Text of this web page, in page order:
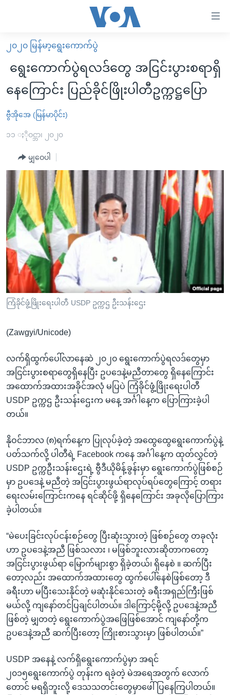
လွယ်ကူ
စေ
Link
များ
ပင်မ
ကျော်
ကြည့်
ပင်မ
အ
ညွန်း
စာမျက်နှာ
ကျော်
ကြည့်
ရှာဖွေ
နေရာ
သို့
ကျော်
ရန်
မူလစာမျက်နှာ
မြန်မာ
ကမ္ဘာ့သတင်းများ
နိုင်ငံတကာ
အစ္စရေး-ပါလက်စတိုင်း
ဗွီဒီယို
အင်္ဂလိပ်စာလေ့လာမယ်
အမေရိကန်သုံးအီဒီယံ
မကြေးမုံရဲ့ အင်္ဂလိပ်စာ
ရုပ်ရှင်ထဲက အင်္ဂလိပ်စာ
သုတပဒေသာ အင်္ဂလိပ်စာ
အပတ်စဉ်ကဏ္ဍများ
ရေဒီယို
တီဗွီ
ရေဒီယိုနှင့်ရုပ်သံ အချက်အလက်များ
ရေဒီယို/တီဗွီအစီအစဉ်
Learning English
ဗွီအိုအေ လူမှုကွန်ယက်များ
၂၀၂၀ မြန်မာ့ရွေးကောက်ပွဲ
ရွေးကောက်ပွဲရလဒ်တွေ အငြင်းပွားစရာရှိ
နေကြောင်း ပြည်ခိုင်ဖြိုးပါတီဥက္ကဋ္ဌပြော
ဗွီအိုအေ (မြန်မာပိုင်း)
၁၁ ႏိုဝင္ဘာ၊ ၂၀၂၀
မျှဝေပါ
ကြံခိုင်ဖွံ့ဖြိုးရေးပါတီ USDP ဥက္ကဌ ဦးသန်းဌေး
(Zawgyi/Unicode)
လက်ရှိထွက်ပေါ်လာနေဆဲ ၂၀၂၀ ရွေးကောက်ပွဲရလဒ်တွေမှာ
အငြင်းပွားစရာတွေရှိနေပြီး ဥပဒေနဲ့မညီတာတွေ ရှိနေကြောင်း
အထောက်အထားအခိုင်အလုံ မပြပဲ ကြံခိုင်ဖွံ့ဖြိုးရေးပါတီ
USDP ဥက္ကဌ ဦးသန်းဌေးက မနေ့ အင်္ဂါနေ့က ပြောကြားခဲ့ပါ
တယ်။
နိုဝင်ဘာလ (၈)ရက်နေ့က ပြုလုပ်ခဲ့တဲ့ အထွေထွေရွေးကောက်ပွဲနဲ့
ပတ်သက်လို့ ပါတီရဲ့ Facebook ကနေ အင်္ဂါနေ့က ထုတ်လွှင်တဲ့
USDP ဥက္ကဦးသန်းဌေးရဲ့ ဗွီဒီယိုမိန့်ခွန်းမှာ ရွေးကောက်ပွဲဖြစ်စဉ်
မှာ ဥပဒေနဲ့ မညီတဲ့ အငြင်းပွားဖွယ်ရာလုပ်ရပ်တွေကြောင့် တရား
ရေးလမ်းကြောင်းကနေ ရင်ဆိုင်ဖို့ ရှိနေကြောင်း အခုလိုပြောကြား
ခဲ့ပါတယ်။
“မဲပေးခြင်းလုပ်ငန်းစဉ်တွေ ပြီးဆုံးသွားတဲ့ ဖြစ်စဉ်တွေ တခုလုံး
ဟာ ဥပဒေနဲ့အညီ ဖြစ်သလား ၊ မဖြစ်ဘူးလားဆိုတာကတော့
အငြင်းပွားဖွယ်ရာ မြောက်များစွာ ရှိခဲ့တယ်၊ ရှိနေစဲ ။ ဆက်ပြီး
တော့လည်း အထောက်အထားတွေ ထွက်ပေါ်နေစဲဖြစ်တော့ ဒီ
ခရီးဟာ မပြီးသေးနိုင်တဲ့ မဆုံးနိုင်သေးတဲ့ ခရီးအရှည်ကြီးဖြစ်
မယ်လို့ ကျနော်တင်ပြချင်ပါတယ်။ ဒါကြောင့်မို့လို့ ဥပဒေနဲ့အညီ
ဖြစ်တဲ့ မျှတတဲ့ ရွေးကောက်ပွဲအဖြေဖြစ်အောင် ကျနော်တို့က
ဥပဒေနဲ့အညီ ဆက်ပြီးတော့ ကြိုးစားသွားမှာ ဖြစ်ပါတယ်။”
USDP အနေနဲ့ လက်ရှိရွေးကောက်ပွဲမှာ အရင်
၂၀၁၅ရွေးကောက်ပွဲ တုန်းက ရခဲ့တဲ့ မဲအရေအတွက် လောက်
တောင် မရရှိဘူးလို့ ဒေသသတင်းတွေမှာဖေါ်ပြနေကြပါတယ်။